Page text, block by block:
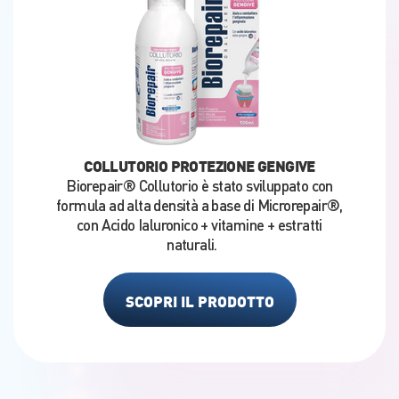
COLLUTORIO PROTEZIONE GENGIVE
Biorepair® Collutorio è stato sviluppato con
formula ad alta densità a base di Microrepair®,
con Acido Ialuronico + vitamine + estratti
naturali.
SCOPRI IL PRODOTTO